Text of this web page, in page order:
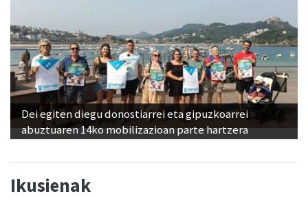
Dei egiten diegu donostiarrei eta gipuzkoarrei
abuztuaren 14ko mobilizazioan parte hartzera
Ikusienak